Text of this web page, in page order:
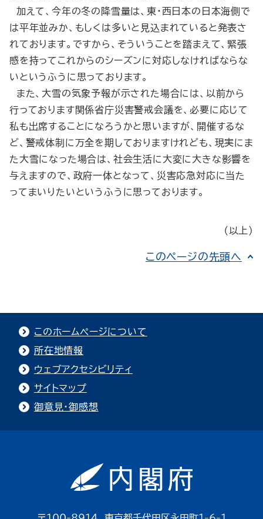
加えて、今年の冬の降雪量は、東・西日本の日本海側で
は平年並みか、もしくは多いと見込まれていると発表さ
れております。ですから、そういうことを踏まえて、緊張
感を持ってこれからのシーズンに対応しなければならな
いというふうに思っております。
また、大雪の気象予報が示された場合には、以前から
行っております関係省庁災害警戒会議を、必要に応じて
私も出席することになろうかと思いますが、開催するな
ど、警戒体制に万全を期しておりますけれども、現実にま
た大雪になった場合は、社会生活に大変に大きな影響を
与えますので、政府一体となって、災害応急対応に当た
ってまいりたいというふうに思っております。
（以上）
このページの先頭へ
このホームページについて
所在地情報
ウェブアクセシビリティ
サイトマップ
御意見・御感想